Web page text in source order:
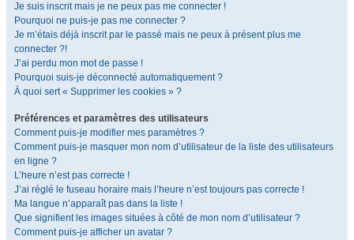
Je suis inscrit mais je ne peux pas me connecter !
Pourquoi ne puis-je pas me connecter ?
Je m’étais déjà inscrit par le passé mais ne peux à présent plus me
connecter ?!
J’ai perdu mon mot de passe !
Pourquoi suis-je déconnecté automatiquement ?
À quoi sert « Supprimer les cookies » ?
Préférences et paramètres des utilisateurs
Comment puis-je modifier mes paramètres ?
Comment puis-je masquer mon nom d’utilisateur de la liste des utilisateurs
en ligne ?
L’heure n’est pas correcte !
J’ai réglé le fuseau horaire mais l’heure n’est toujours pas correcte !
Ma langue n’apparaît pas dans la liste !
Que signifient les images situées à côté de mon nom d’utilisateur ?
Comment puis-je afficher un avatar ?